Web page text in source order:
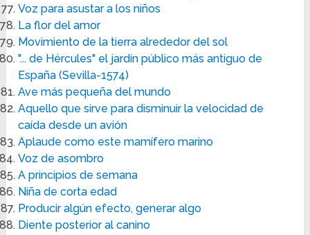
Voz para asustar a los niños
La flor del amor
Movimiento de la tierra alrededor del sol
"... de Hércules" el jardín público más antiguo de
España (Sevilla-1574)
Ave más pequeña del mundo
Aquello que sirve para disminuir la velocidad de
caída desde un avión
Aplaude como este mamífero marino
Voz de asombro
A principios de semana
Niña de corta edad
Producir algún efecto, generar algo
Diente posterior al canino